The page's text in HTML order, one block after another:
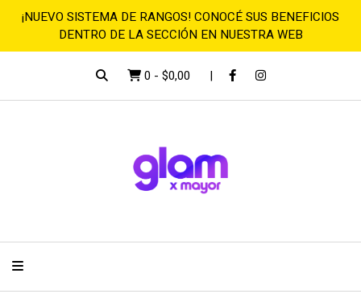
¡NUEVO SISTEMA DE RANGOS! CONOCÉ SUS BENEFICIOS
DENTRO DE LA SECCIÓN EN NUESTRA WEB
0 - $0,00